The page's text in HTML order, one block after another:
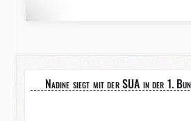
Nadine siegt mit der SUA in der 1.